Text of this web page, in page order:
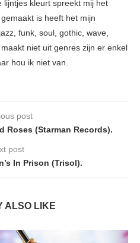
kleurt spreekt mij het
is heeft het mijn
funk, soul, gothic, wave,
niet uit genres zijn er enkel
hou ik niet van.
post
Roses (Starman Records).
post
In Prison (Trisol).
ALSO LIKE